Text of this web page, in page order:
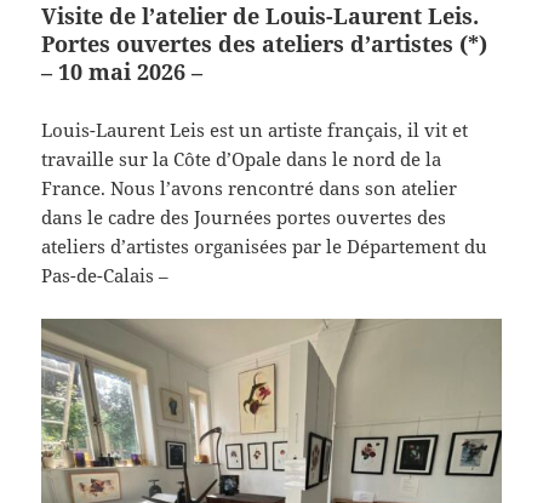
Visite de l’atelier de Louis-Laurent Leis.
Portes ouvertes des ateliers d’artistes (*)
– 10 mai 2026 –
Louis-Laurent Leis est un artiste français, il vit et
travaille sur la Côte d’Opale dans le nord de la
France. Nous l’avons rencontré dans son atelier
dans le cadre des Journées portes ouvertes des
ateliers d’artistes organisées par le Département du
Pas-de-Calais –